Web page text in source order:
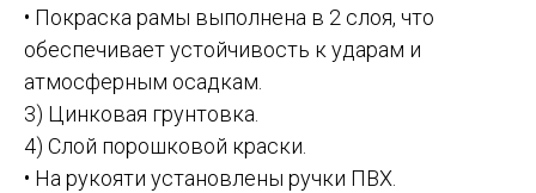
• Покраска рамы выполнена в 2 слоя, что
обеспечивает устойчивость к ударам и
атмосферным осадкам.
3) Цинковая грунтовка.
4) Слой порошковой краски.
• На рукояти установлены ручки ПВХ.